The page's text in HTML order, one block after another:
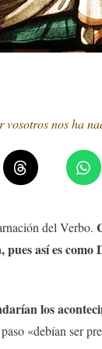
nos ha
del Verbo.
así es como
los
«debían ser